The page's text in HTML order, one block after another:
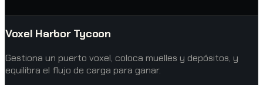
Voxel Harbor Tycoon
Gestiona un puerto voxel, coloca muelles y depósitos, y
equilibra el flujo de carga para ganar.